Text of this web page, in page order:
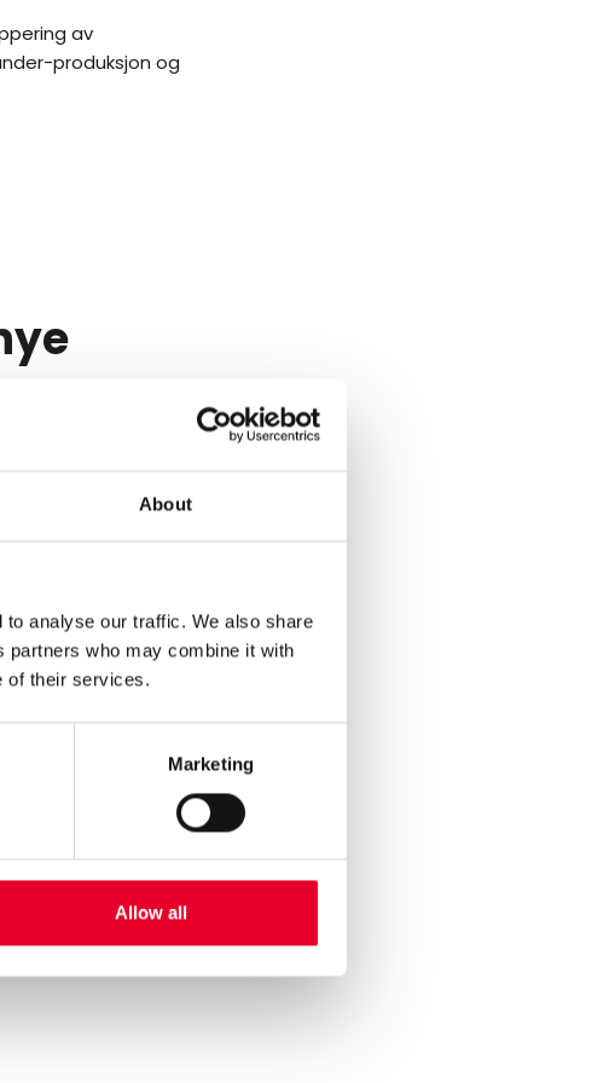
About
analyse our traffic. We also share
partners who may combine it with
of their services.
Marketing
Allow all
av
produksjon og
compliance og
Analytics